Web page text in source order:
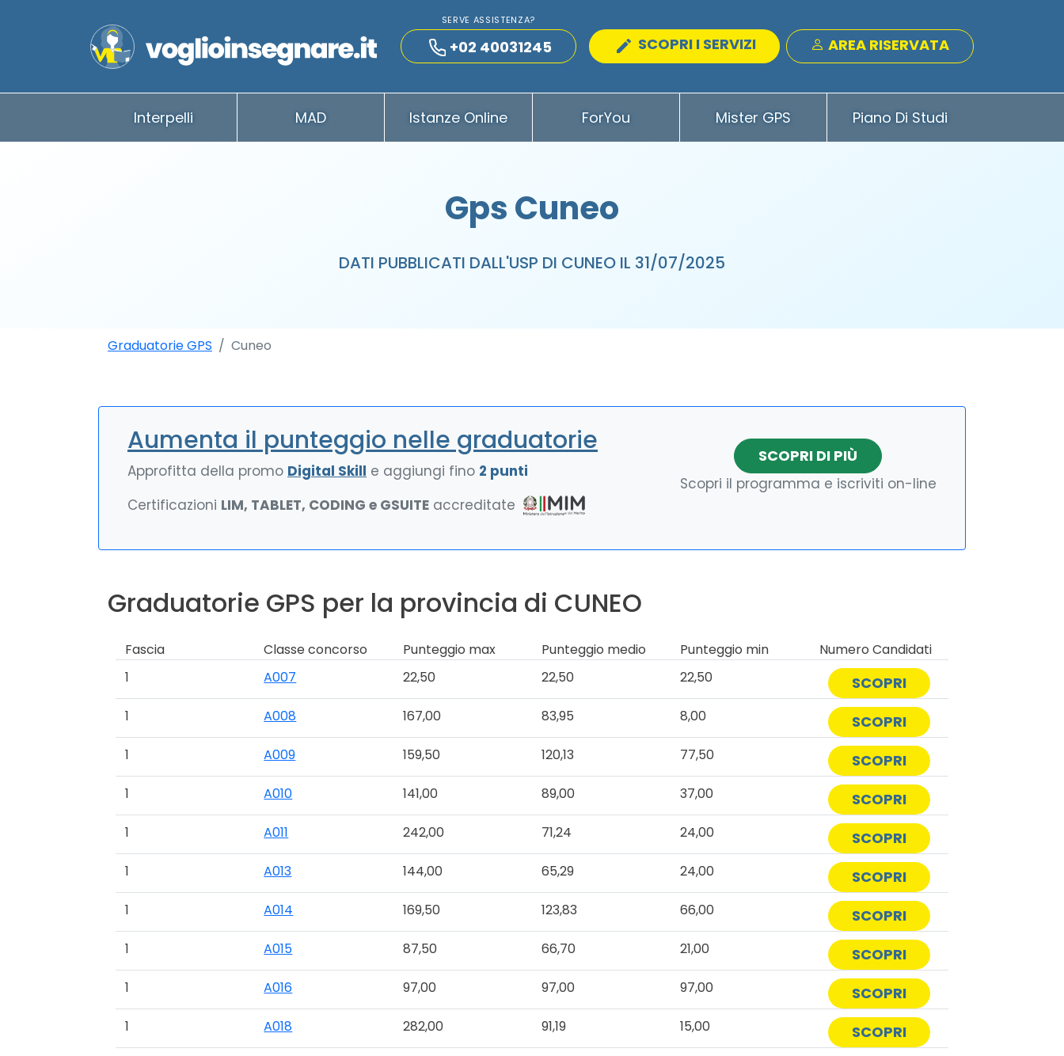
SERVE ASSISTENZA?
+02 40031245 SCOPRI I SERVIZI AREA RISERVATA
Interpelli MAD Istanze Online ForYou Mister GPS Piano Di Studi
Gps Cuneo
DATI PUBBLICATI DALL'USP DI CUNEO IL 31/07/2025
Graduatorie GPS Cuneo
Aumenta il punteggio nelle graduatorie
Approfitta della promo Digital Skill e aggiungi fino 2 punti
Certificazioni LIM, TABLET, CODING e GSUITE accreditate
SCOPRI DI PIÙ
Scopri il programma e iscriviti on-line
Graduatorie GPS per la provincia di CUNEO
Fascia Classe concorso Punteggio max Punteggio medio Punteggio min
Numero Candidati
1
A007 22,50 22,50 22,50 SCOPRI
1 A008 167,00 83,95 8,00 SCOPRI
1 A009 159,50 120,13 77,50 SCOPRI
1 A010 141,00 89,00 37,00 SCOPRI
1 A011 242,00 71,24 24,00 SCOPRI
1 A013 144,00 65,29 24,00 SCOPRI
1 A014 169,50 123,83 66,00 SCOPRI
1 A015 87,50 66,70 21,00 SCOPRI
1 A016 97,00 97,00 97,00 SCOPRI
1 A018 282,00 91,19 15,00 SCOPRI